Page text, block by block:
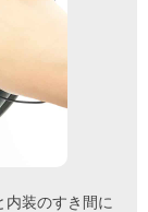
内装のすき間に